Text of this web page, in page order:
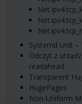
Systemd Unit
odczyt z urządzenia blokowego: Blockdev – set
readahead
Transparent
HugePages
Non-Uniform